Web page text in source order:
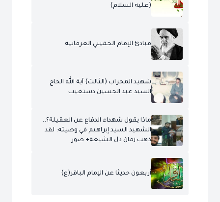
(عليه السلام)
مبادئ الإمام الخميني العرفانية
شهيد المحراب (الثالث) آية الله الحاج
السيد عبد الحسين دستغيب
ماذا يقول شهداء الدفاع عن العقيلة؟..
الشهيد السيد إبراهيم في وصيته: لقد
ذهب زمان ذل الشيعة+ صور
أربعون حديثا عن الإمام الباقر(ع)